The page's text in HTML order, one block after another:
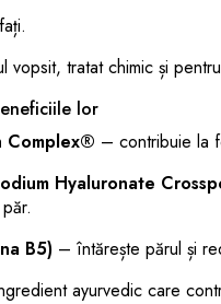
vopsit, tratat chimic și
lor
Complex® – contribuie la
Hyaluronate
B5) – întărește părul și
ayurvedic care